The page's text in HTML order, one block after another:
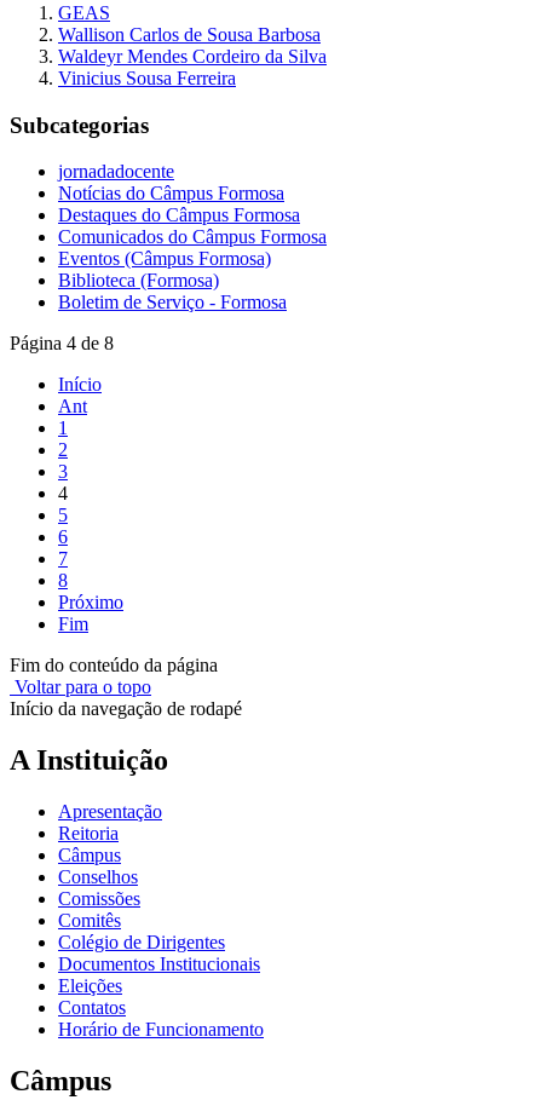
GEAS
Wallison Carlos de Sousa Barbosa
Waldeyr Mendes Cordeiro da Silva
Vinicius Sousa Ferreira
Subcategorias
jornadadocente
Notícias do Câmpus Formosa
Destaques do Câmpus Formosa
Comunicados do Câmpus Formosa
Eventos (Câmpus Formosa)
Biblioteca (Formosa)
Boletim de Serviço - Formosa
Página 4 de 8
Início
Ant
1
2
3
4
5
6
7
8
Próximo
Fim
Fim do conteúdo da página
Voltar para o topo
Início da navegação de rodapé
A Instituição
Apresentação
Reitoria
Câmpus
Conselhos
Comissões
Comitês
Colégio de Dirigentes
Documentos Institucionais
Eleições
Contatos
Horário de Funcionamento
Câmpus